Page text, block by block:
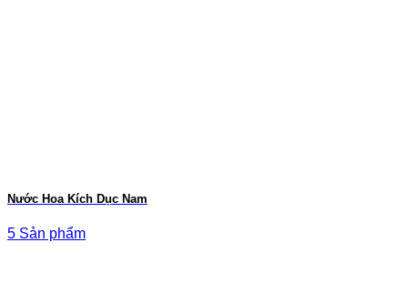
Nước Hoa Kích Dục Nam
5 Sản phẩm